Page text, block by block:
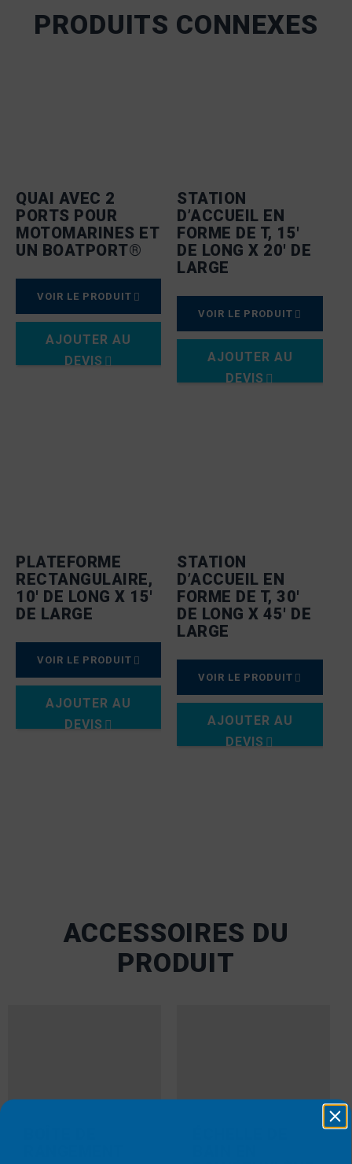
PRODUITS CONNEXES
QUAI AVEC 2
PORTS POUR
MOTOMARINES ET
UN BOATPORT®
VOIR LE PRODUIT
AJOUTER AU
DEVIS
STATION
D’ACCUEIL EN
FORME DE T, 15′
DE LONG X 20′ DE
LARGE
VOIR LE PRODUIT
AJOUTER AU
DEVIS
PLATEFORME
RECTANGULAIRE,
10′ DE LONG X 15′
DE LARGE
VOIR LE PRODUIT
AJOUTER AU
DEVIS
STATION
D’ACCUEIL EN
FORME DE T, 30′
DE LONG X 45′ DE
LARGE
VOIR LE PRODUIT
AJOUTER AU
DEVIS
ACCESSOIRES DU
PRODUIT